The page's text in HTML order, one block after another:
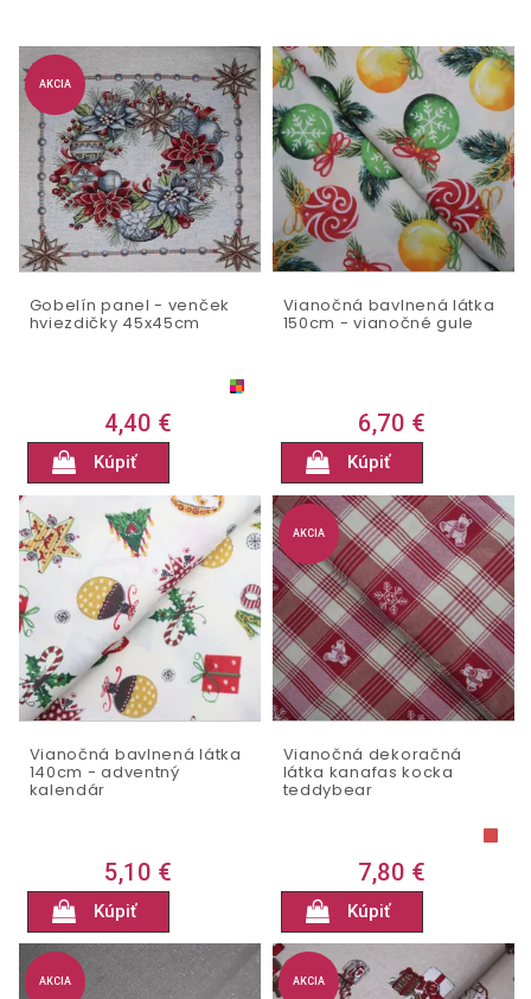
AKCIA
Gobelín panel - venček
hviezdičky 45x45cm
4,40 €
Kúpiť
Vianočná bavlnená látka
150cm - vianočné gule
6,70 €
Kúpiť
Vianočná bavlnená látka
140cm - adventný
kalendár
5,10 €
Kúpiť
AKCIA
Vianočná dekoračná
látka kanafas kocka
teddybear
7,80 €
Kúpiť
AKCIA AKCIA